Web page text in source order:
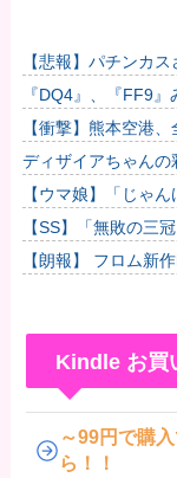
【悲報】パチンカ
理。それがホール
『DQ4』、『FF9
てるゲームが好き他
【衝撃】熊本空港
ディザイアちゃんの
【ウマ娘】「じゃ
のゼファー
【SS】「無敗の三
で勝利したら結婚
のトレー...
【朗報】 フロム新
Kindle お買
～99円で購
ら！！